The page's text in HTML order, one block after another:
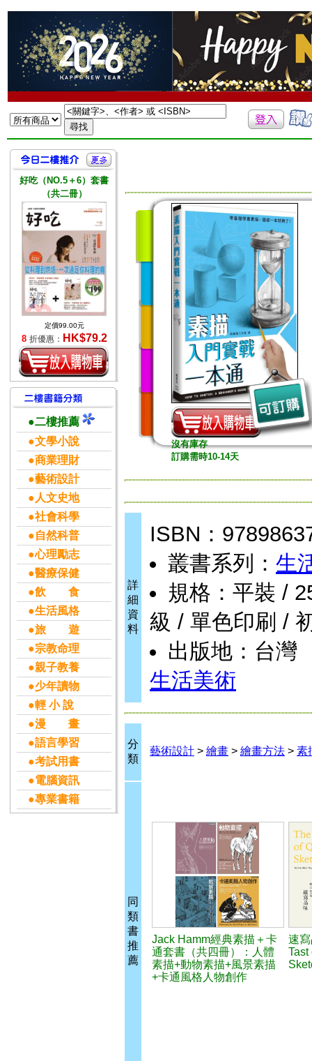
好吃（NO.5＋6）套書
（共二冊）
定價99.00元
8 折優惠： HK$79.2
●二樓推薦
●文學小說
●商業理財
●藝術設計
●人文史地
●社會科學
●自然科普
●心理勵志
●醫療保健
●飲 食
●生活風格
●旅 遊
●宗教命理
●親子教養
●少年讀物
●輕 小 說
●漫 畫
●語言學習
●考試用書
●電腦資訊
●專業書籍
沒有庫存
訂購需時10-14天
詳
細
資
料
ISBN：
叢書系列： 生
規格：平裝 /
級 / 單色印刷 /
出版地：台灣
生活美術
分
類
藝術設計 > 繪畫 > 繪畫方法 > 素
同
類
書
推
薦
Jack Hamm經典素描＋卡
通套書（共四冊）：人體
素描+動物素描+風景素描
+卡通風格人物創作
速
Tast